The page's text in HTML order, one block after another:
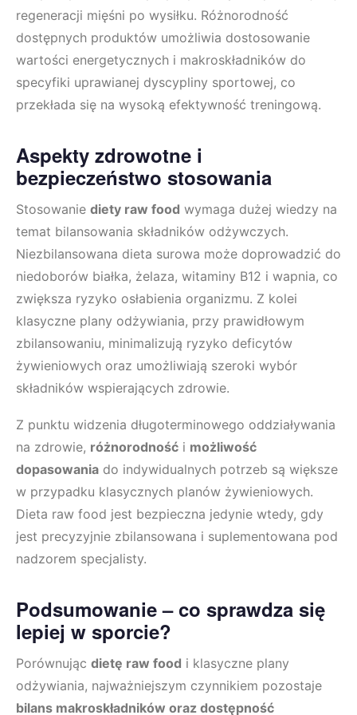
regeneracji mięśni po wysiłku. Różnorodność
dostępnych produktów umożliwia dostosowanie
wartości energetycznych i makroskładników do
specyfiki uprawianej dyscypliny sportowej, co
przekłada się na wysoką efektywność treningową.
Aspekty zdrowotne i
bezpieczeństwo stosowania
Stosowanie diety raw food wymaga dużej wiedzy na
temat bilansowania składników odżywczych.
Niezbilansowana dieta surowa może doprowadzić do
niedoborów białka, żelaza, witaminy B12 i wapnia, co
zwiększa ryzyko osłabienia organizmu. Z kolei
klasyczne plany odżywiania, przy prawidłowym
zbilansowaniu, minimalizują ryzyko deficytów
żywieniowych oraz umożliwiają szeroki wybór
składników wspierających zdrowie.
Z punktu widzenia długoterminowego oddziaływania
na zdrowie, różnorodność i możliwość
dopasowania do indywidualnych potrzeb są większe
w przypadku klasycznych planów żywieniowych.
Dieta raw food jest bezpieczna jedynie wtedy, gdy
jest precyzyjnie zbilansowana i suplementowana pod
nadzorem specjalisty.
Podsumowanie – co sprawdza się
lepiej w sporcie?
Porównując dietę raw food i klasyczne plany
odżywiania, najważniejszym czynnikiem pozostaje
bilans makroskładników oraz dostępność